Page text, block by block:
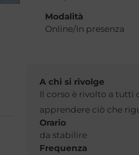
Modalità
Online/In presenza
A chi si rivolge
Il corso è rivolto a tutti
apprendere ciò che
Orario
da stabilire
Frequenza